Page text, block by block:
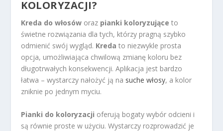
KOLORYZACJI?
Kreda do włosów oraz pianki koloryzujące to
świetne rozwiązania dla tych, którzy pragną szybko
odmienić swój wygląd. Kreda to niezwykle prosta
opcja, umożliwiająca chwilową zmianę koloru bez
długotrwałych konsekwencji. Aplikacja jest bardzo
łatwa – wystarczy nałożyć ją na suche włosy, a kolor
zniknie po jednym myciu.
Pianki do koloryzacji oferują bogaty wybór odcieni i
są równie proste w użyciu. Wystarczy rozprowadzić je